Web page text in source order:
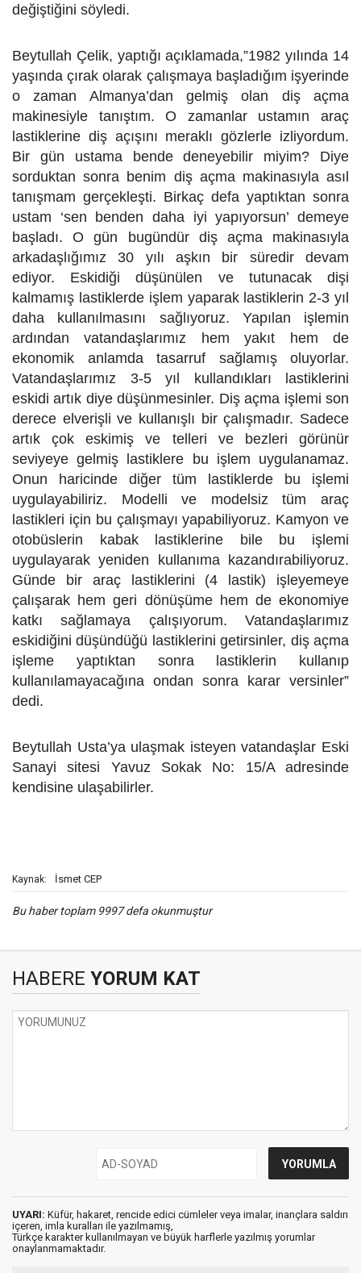
değiştiğini söyledi.
Beytullah Çelik, yaptığı açıklamada,”1982 yılında 14
yaşında çırak olarak çalışmaya başladığım işyerinde
o zaman Almanya’dan gelmiş olan diş açma
makinesiyle tanıştım. O zamanlar ustamın araç
lastiklerine diş açışını meraklı gözlerle izliyordum.
Bir gün ustama bende deneyebilir miyim? Diye
sorduktan sonra benim diş açma makinasıyla asıl
tanışmam gerçekleşti. Birkaç defa yaptıktan sonra
ustam ‘sen benden daha iyi yapıyorsun’ demeye
başladı. O gün bugündür diş açma makinasıyla
arkadaşlığımız 30 yılı aşkın bir süredir devam
ediyor. Eskidiği düşünülen ve tutunacak dişi
kalmamış lastiklerde işlem yaparak lastiklerin 2-3 yıl
daha kullanılmasını sağlıyoruz. Yapılan işlemin
ardından vatandaşlarımız hem yakıt hem de
ekonomik anlamda tasarruf sağlamış oluyorlar.
Vatandaşlarımız 3-5 yıl kullandıkları lastiklerini
eskidi artık diye düşünmesinler. Diş açma işlemi son
derece elverişli ve kullanışlı bir çalışmadır. Sadece
artık çok eskimiş ve telleri ve bezleri görünür
seviyeye gelmiş lastiklere bu işlem uygulanamaz.
Onun haricinde diğer tüm lastiklerde bu işlemi
uygulayabiliriz. Modelli ve modelsiz tüm araç
lastikleri için bu çalışmayı yapabiliyoruz. Kamyon ve
otobüslerin kabak lastiklerine bile bu işlemi
uygulayarak yeniden kullanıma kazandırabiliyoruz.
Günde bir araç lastiklerini (4 lastik) işleyemeye
çalışarak hem geri dönüşüme hem de ekonomiye
katkı sağlamaya çalışıyorum. Vatandaşlarımız
eskidiğini düşündüğü lastiklerini getirsinler, diş açma
işleme yaptıktan sonra lastiklerin kullanıp
kullanılamayacağına ondan sonra karar versinler”
dedi.
Beytullah Usta’ya ulaşmak isteyen vatandaşlar Eski
Sanayi sitesi Yavuz Sokak No: 15/A adresinde
kendisine ulaşabilirler.
Kaynak: İsmet CEP
Bu haber toplam 9997 defa okunmuştur
HABERE YORUM KAT
UYARI: Küfür, hakaret, rencide edici cümleler veya imalar, inançlara saldırı
içeren, imla kuralları ile yazılmamış,
Türkçe karakter kullanılmayan ve büyük harflerle yazılmış yorumlar
onaylanmamaktadır.